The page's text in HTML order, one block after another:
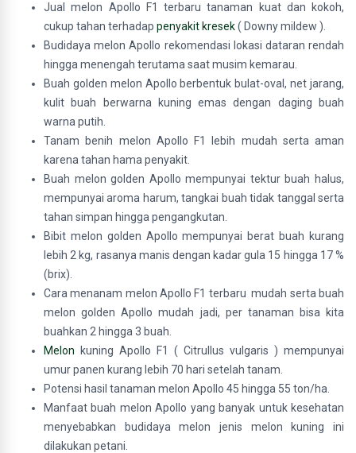
Jual melon Apollo F1 terbaru tanaman kuat dan kokoh,
cukup tahan terhadap penyakit kresek( Downy mildew ).
Budidaya melon Apollo rekomendasi lokasi dataran rendah
hingga menengah terutama saat musim kemarau.
Buah golden melon Apollo berbentuk bulat-oval, net jarang,
kulit buah berwarna kuning emas dengan daging buah
warna putih.
Tanam benih melon Apollo F1 lebih mudah serta aman
karena tahan hama penyakit.
Buah melon golden Apollo mempunyai tektur buah halus,
mempunyai aroma harum, tangkai buah tidak tanggal serta
tahan simpan hingga pengangkutan.
Bibit melon golden Apollo mempunyai berat buah kurang
lebih 2 kg, rasanya manis dengan kadar gula 15 hingga 17 %
(brix).
Cara menanam melon Apollo F1 terbaru mudah serta buah
melon golden Apollo mudah jadi, per tanaman bisa kita
buahkan 2 hingga 3 buah.
Melon kuning Apollo F1 ( Citrullus vulgaris ) mempunyai
umur panen kurang lebih 70 hari setelah tanam.
Potensi hasil tanaman melon Apollo 45 hingga 55 ton/ha.
Manfaat buah melon Apollo yang banyak untuk kesehatan
menyebabkan budidaya melon jenis melon kuning ini
dilakukan petani.